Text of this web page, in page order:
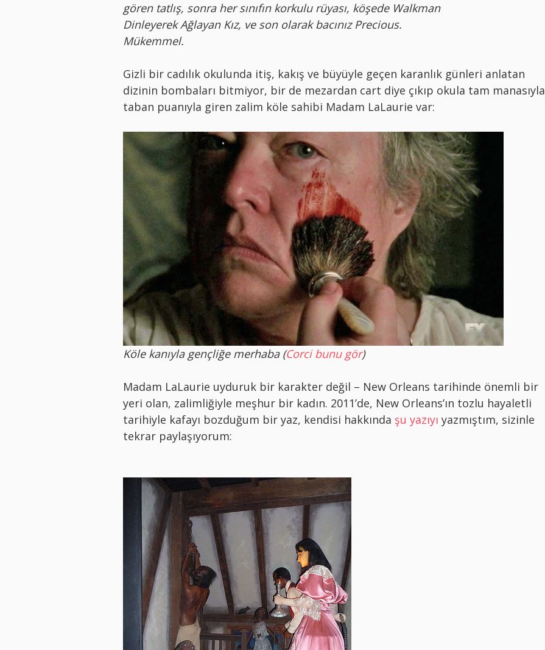
gören tatlış, sonra her sınıfın korkulu rüyası, köşede Walkman
Dinleyerek Ağlayan Kız, ve son olarak bacınız Precious.
Mükemmel.
Gizli bir cadılık okulunda itiş, kakış ve büyüyle geçen karanlık günleri anlatan
dizinin bombaları bitmiyor, bir de mezardan cart diye çıkıp okula tam manasıyla
taban puanıyla giren zalim köle sahibi Madam LaLaurie var:
Köle kanıyla gençliğe merhaba (Corci bunu gör)
Madam LaLaurie uyduruk bir karakter değil – New Orleans tarihinde önemli bir
yeri olan, zalimliğiyle meşhur bir kadın. 2011’de, New Orleans’ın tozlu hayaletli
tarihiyle kafayı bozduğum bir yaz, kendisi hakkında şu yazıyı yazmıştım, sizinle
tekrar paylaşıyorum: